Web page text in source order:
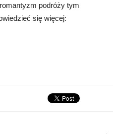
podróży tym
się więcej: